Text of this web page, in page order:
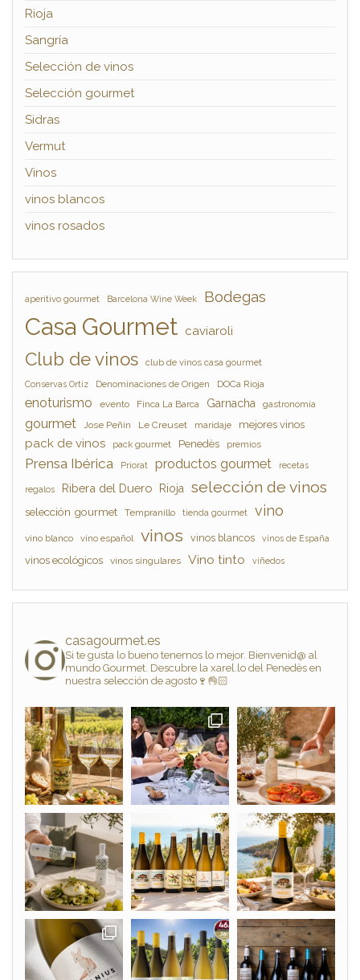
Rioja
Sangría
Selección de vinos
Selección gourmet
Sidras
Vermut
Vinos
vinos blancos
vinos rosados
aperitivo gourmet Barcelona Wine Week Bodegas
Casa Gourmet caviaroli
Club de vinos club de vinos casa gourmet
Conservas Ortiz Denominaciones de Origen DOCa Rioja
enoturismo evento Finca La Barca Garnacha gastronomía
gourmet Jose Peñín Le Creuset maridaje mejores vinos
pack de vinos pack gourmet Penedès premios
Prensa Ibérica Priorat productos gourmet recetas
regalos Ribera del Duero Rioja selección de vinos
selección gourmet Tempranillo tienda gourmet vino
vino blanco vino español vinos vinos blancos vinos de España
vinos ecológicos vinos singulares Vino tinto viñedos
casagourmet.es
Si te gusta lo bueno tenemos lo mejor. Bienvenid@ al
mundo Gourmet. Descubre la xarel.lo del Penedès en
nuestra selección de agosto🍷👌🏻